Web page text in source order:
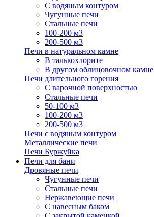
С водяным контуром
Чугунные печи
Стальные печи
100-200 м3
200-500 м3
Печи в натуральном камне
В талькохлорите
В другом облицовочном камне
Печи длительного горения
С варочной поверхностью
Стальные печи
50-100 м3
100-200 м3
200-500 м3
Печи с водяным контуром
Металлические печи
Печи Буржуйка
Печи для бани
Дровяные печи
Чугунные печи
Стальные печи
Нержавеющие печи
С навесным баком